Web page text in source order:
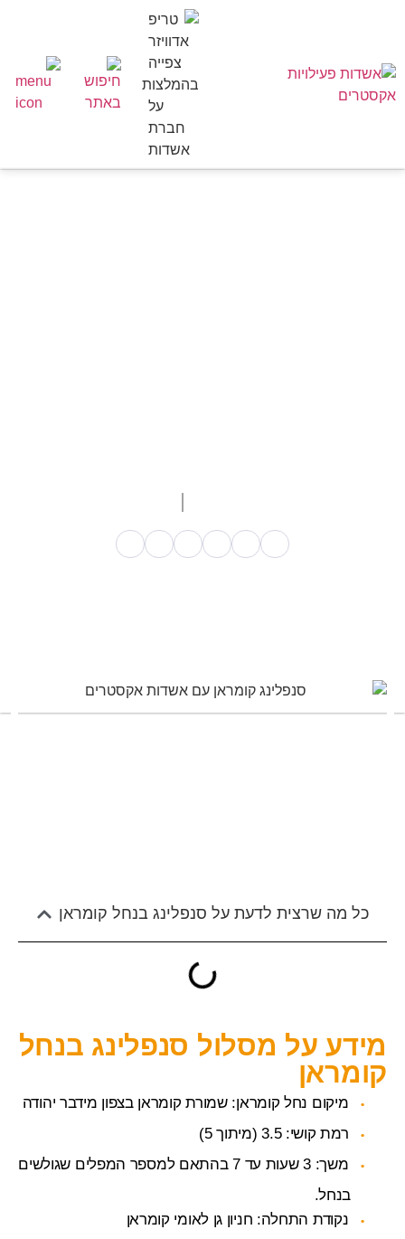
כל מה שרצית לדעת על סנפלינג בנחל קומראן
מידע על מסלול סנפלינג בנחל
קומראן
מיקום נחל קומראן: שמורת קומראן בצפון מידבר יהודה
רמת קושי: 3.5 (מיתוך 5)
משך: 3 שעות עד 7 בהתאם למספר המפלים שגולשים
בנחל.
נקודת התחלה: חניון גן לאומי קומראן